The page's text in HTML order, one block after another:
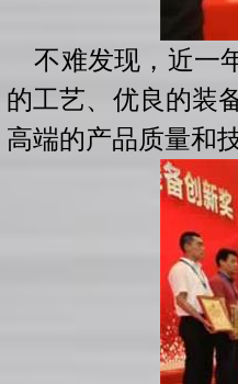
不难发现，近一
的工艺、优良的装
高端的产品质量和